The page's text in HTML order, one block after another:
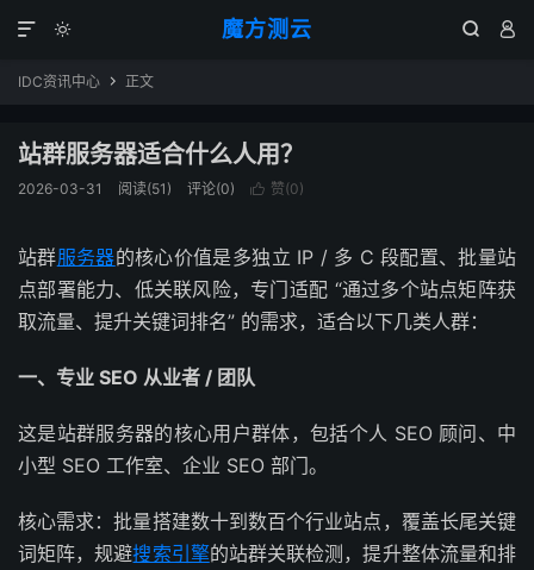
魔方测云
  

IDC资讯中心  正文
站群服务器适合什么人用？
2026-03-31 阅读(51) 评论(0)  赞(0)
站群服务器的核心价值是多独立 IP / 多 C 段配置、批量站
点部署能力、低关联风险，专门适配 “通过多个站点矩阵获
取流量、提升关键词排名” 的需求，适合以下几类人群：
一、专业 SEO 从业者 / 团队
这是站群服务器的核心用户群体，包括个人 SEO 顾问、中
小型 SEO 工作室、企业 SEO 部门。
核心需求：批量搭建数十到数百个行业站点，覆盖长尾关键
词矩阵，规避搜索引擎的站群关联检测，提升整体流量和排